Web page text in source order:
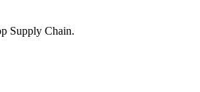
Supply Chain.